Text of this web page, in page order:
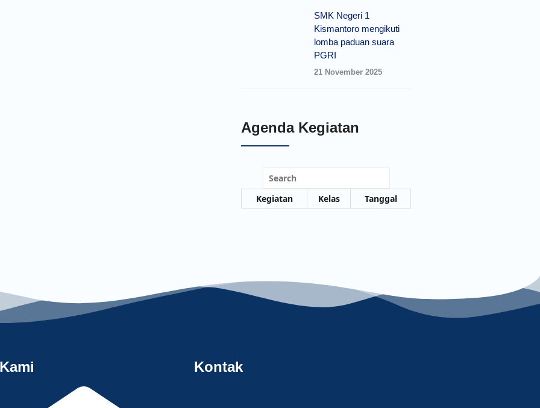
SMK Negeri 1
Kismantoro mengikuti
lomba paduan suara
PGRI
21 November 2025
Agenda Kegiatan
Search
Kegiatan Kelas Tanggal
Kontak